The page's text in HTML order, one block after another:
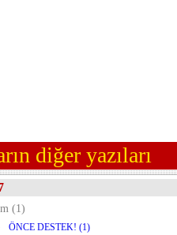
diğer yazıları
(1)
ÖNCE DESTEK! (1)